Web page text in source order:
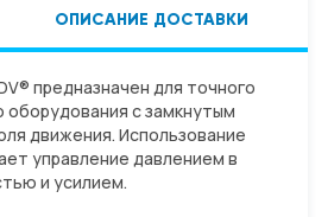
ОПИСАНИЕ ДОСТАВКИ
предназначен для точного
оборудования с замкнутым
движения. Использование
управление давлением в
и усилием.